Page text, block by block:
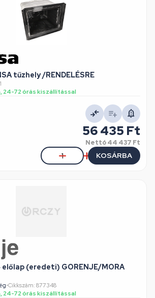
tűzhely /RENDELÉSRE
24-72 órás kiszállítással
56 435 Ft
Nettó44 437 Ft
KOSÁRBA
(eredeti) GORENJE/MORA
•Cikkszám: 877348
24-72 órás kiszállítással